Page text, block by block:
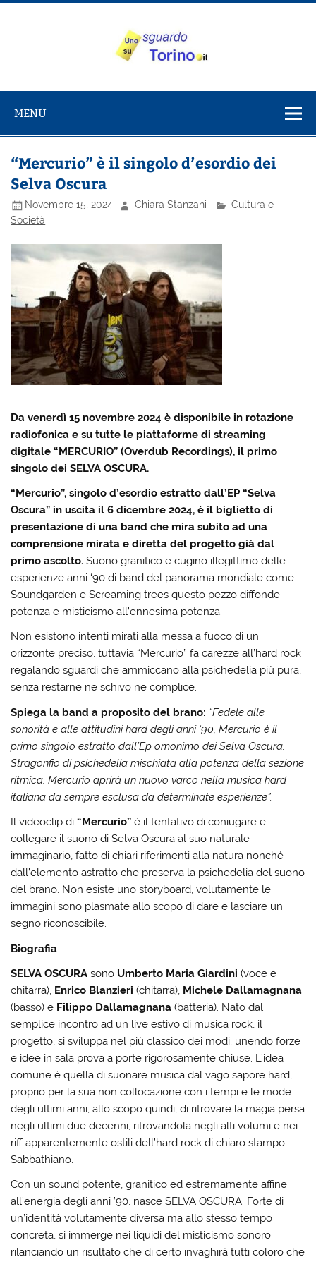
Salta
su Torino
MENU
“Mercurio” è il singolo d’esordio dei
Selva Oscura
Novembre 15, 2024 Chiara Stanzani
Cultura e
Società
Da venerdì 15 novembre 2024 è disponibile in rotazione
radiofonica e su tutte le piattaforme di streaming
digitale “MERCURIO” (Overdub Recordings), il primo
singolo dei SELVA OSCURA.
“Mercurio”, singolo d’esordio estratto dall’EP “Selva
Oscura” in uscita il 6 dicembre 2024, è il biglietto di
presentazione di una band che mira subito ad una
comprensione mirata e diretta del progetto già dal
primo ascolto.Suono granitico e cugino illegittimo delle
esperienze anni ‘90 di band del panorama mondiale come
Soundgarden e Screaming trees questo pezzo diffonde
potenza e misticismo all’ennesima potenza.
Non esistono intenti mirati alla messa a fuoco di un
orizzonte preciso, tuttavia “Mercurio” fa carezze all’hard rock
regalando sguardi che ammiccano alla psichedelia più pura,
senza restarne ne schivo ne complice.
Spiega la band a proposito del brano: “Fedele alle
sonorità e alle attitudini hard degli anni ‘90, Mercurio è il
primo singolo estratto dall’Ep omonimo dei Selva Oscura.
Stragonfio di psichedelia mischiata alla potenza della sezione
ritmica, Mercurio aprirà un nuovo varco nella musica hard
italiana da sempre esclusa da determinate esperienze”.
Il videoclip di“Mercurio” è il tentativo di coniugare e
collegare il suono di Selva Oscura al suo naturale
immaginario, fatto di chiari riferimenti alla natura nonché
dall’elemento astratto che preserva la psichedelia del suono
del brano. Non esiste uno storyboard, volutamente le
immagini sono plasmate allo scopo di dare e lasciare un
segno riconoscibile.
Biografia
SELVA OSCURA sono Umberto Maria Giardini (voce e
chitarra), Enrico Blanzieri (chitarra), Michele Dallamagnana
(basso) e Filippo Dallamagnana (batteria). Nato dal
semplice incontro ad un live estivo di musica rock, il
progetto, si sviluppa nel più classico dei modi; unendo forze
e idee in sala prova a porte rigorosamente chiuse. L’idea
comune è quella di suonare musica dal vago sapore hard,
proprio per la sua non collocazione con i tempi e le mode
degli ultimi anni, allo scopo quindi, di ritrovare la magia persa
negli ultimi due decenni, ritrovandola negli alti volumi e nei
riff apparentemente ostili dell’hard rock di chiaro stampo
Sabbathiano.
Con un sound potente, granitico ed estremamente affine
all’energia degli anni ’90, nasce SELVA OSCURA. Forte di
un’identità volutamente diversa ma allo stesso tempo
concreta, si immerge nei liquidi del misticismo sonoro
rilanciando un risultato che di certo invaghirà tutti coloro che